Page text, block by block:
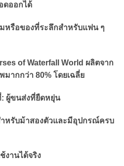
ดออกได้
หรือของที่ระลึกสำหรับแฟน ๆ
of Waterfall World ผลิตจาก
ากกว่า 80% โดยเฉลี่ย
: ผู้ขนส่งที่ยืดหยุ่น
หรับม้าสองตัวและมีอุปกรณ์ครบ
งานได้จริง